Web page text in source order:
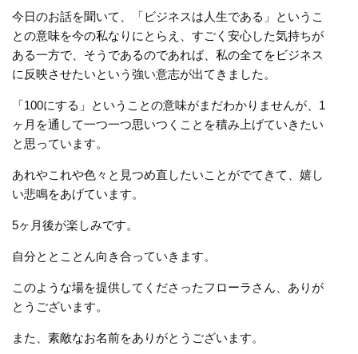
今日のお話を聞いて、「ビジネスは人生である」というこ
との意味を今の私なりにとらえ、すごく安心した気持ちが
ある一方で、そうであるのであれば、私の全てをビジネス
に反映させたいという強い意志が出てきました。
「100にする」ということの意味がまだわかりませんが、1
ヶ月を通して一つ一つ思いつくことを積み上げていきたい
と思っています。
あれやこれや色々と見つめ直したいことがでてきて、嬉し
い悲鳴をあげています。
5ヶ月後が楽しみです。
自分ととことん向き合っていきます。
このような場を提供してくださったフローラさん、ありが
とうございます。
また、素敵なお名前をありがとうございます。